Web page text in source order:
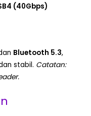
(40Gbps)
Bluetooth 5.3,
stabil. Catatan: